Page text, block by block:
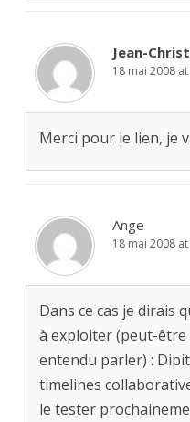
Jean-
18 mai 2008
Merci pour le lien, je
Ange
18 mai 2008
Dans ce cas je dirais
à exploiter (peut-être
entendu parler) :
timelines
le tester